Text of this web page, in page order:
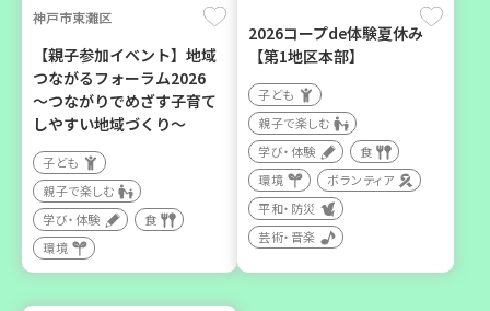
川西市
暮らしに花と緑を① ～ガー
デニングで暮らしに癒しを
～ ＜デモ講座＞
大人向け
学び・体験
【玉津】布ぞうりを作って
親子で楽しむ
大人向け
学び・体験
環境
2026 年
8月21日(金)
神戸市東灘区
【親子参加イベント】地域
つながるフォーラム2026
～つながりでめざす子育て
しやすい地域づくり～
子ども
親子で楽しむ
学び・体験
食
環境
2026コープde体験夏休み
【第1地区本部】
子ども
親子で楽しむ
学び・体験
食
環境
ボランティア
平和・防災
芸術・音楽